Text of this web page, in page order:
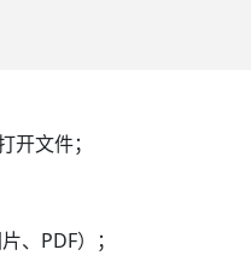
文件；
、PDF）；